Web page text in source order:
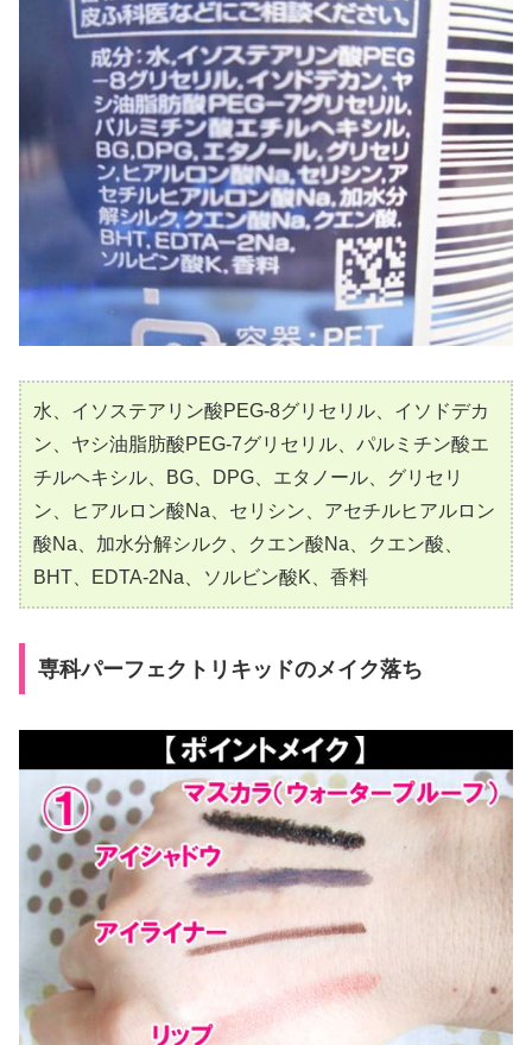
水、イソステアリン酸PEG-8グリセリル、イソドデカ
ン、ヤシ油脂肪酸PEG-7グリセリル、パルミチン酸エ
チルヘキシル、BG、DPG、エタノール、グリセリ
ン、ヒアルロン酸Na、セリシン、アセチルヒアルロン
酸Na、加水分解シルク、クエン酸Na、クエン酸、
BHT、EDTA-2Na、ソルビン酸K、香料
専科パーフェクトリキッドのメイク落ち